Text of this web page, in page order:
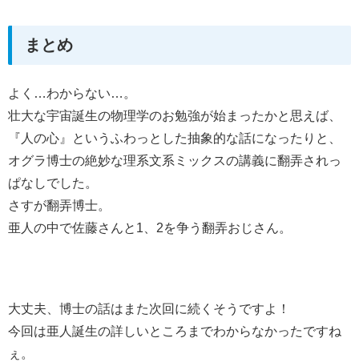
まとめ
よく…わからない…。
壮大な宇宙誕生の物理学のお勉強が始まったかと思えば、
『人の心』というふわっとした抽象的な話になったりと、
オグラ博士の絶妙な理系文系ミックスの講義に翻弄されっ
ぱなしでした。
さすが翻弄博士。
亜人の中で佐藤さんと1、2を争う翻弄おじさん。
大丈夫、博士の話はまた次回に続くそうですよ！
今回は亜人誕生の詳しいところまでわからなかったですね
ぇ。